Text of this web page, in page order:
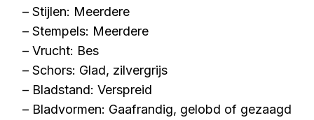
– Stijlen: Meerdere
– Stempels: Meerdere
– Vrucht: Bes
– Schors: Glad, zilvergrijs
– Bladstand: Verspreid
– Bladvormen: Gaafrandig, gelobd of gezaagd